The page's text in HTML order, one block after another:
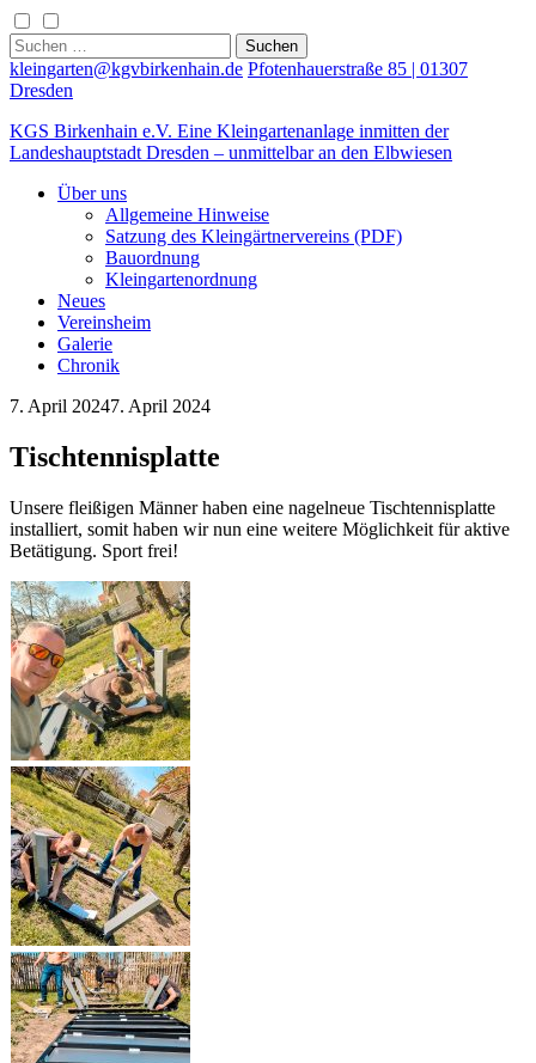
Skip
to
content
Suchen
nach:
kleingarten@kgvbirkenhain.de Pfotenhauerstraße 85 | 01307
Dresden
KGS Birkenhain e.V. Eine Kleingartenanlage inmitten der
Landeshauptstadt Dresden – unmittelbar an den Elbwiesen
Über uns
Allgemeine Hinweise
Satzung des Kleingärtnervereins (PDF)
Bauordnung
Kleingartenordnung
Neues
Vereinsheim
Galerie
Chronik
7. April 20247. April 2024
Tischtennisplatte
Unsere fleißigen Männer haben eine nagelneue Tischtennisplatte
installiert, somit haben wir nun eine weitere Möglichkeit für aktive
Betätigung. Sport frei!